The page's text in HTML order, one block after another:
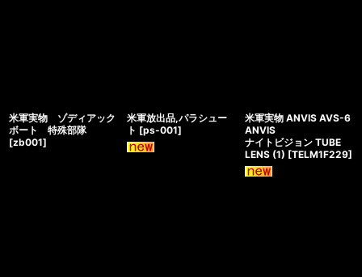
米軍実物 ゾディアック
ボート 特殊部隊
[zb001]
米軍放出品,パラシュー
ト [ps-001]
米軍実物 ANVIS AVS-6
ANVIS
ナイトビジョン TUBE
LENS (1) [TELM1F229]